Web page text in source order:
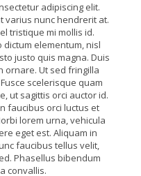
adipiscing elit.
varius nunc hendrerit at.
tristique mi mollis id.
dictum elementum, nisl
justo quis magna. Duis
ornare. Ut sed fringilla
scelerisque quam
ut sagittis orci auctor id.
faucibus orci luctus et
lorem urna, vehicula
eget est. Aliquam in
faucibus tellus velit,
Phasellus bibendum
convallis.